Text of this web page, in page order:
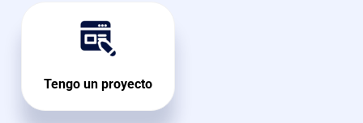
Tengo un proyecto